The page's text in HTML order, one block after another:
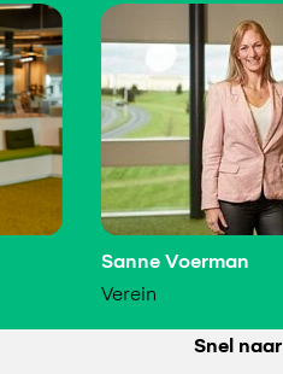
Sanne Voerman
Verein
Snel naar